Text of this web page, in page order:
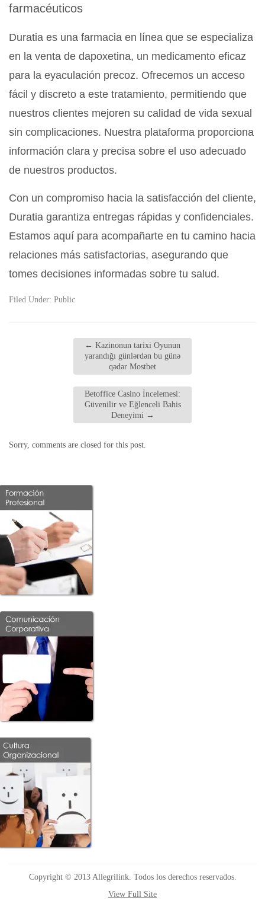
farmacéuticos
Duratia es una farmacia en línea que se especializa
en la venta de dapoxetina, un medicamento eficaz
para la eyaculación precoz. Ofrecemos un acceso
fácil y discreto a este tratamiento, permitiendo que
nuestros clientes mejoren su calidad de vida sexual
sin complicaciones. Nuestra plataforma proporciona
información clara y precisa sobre el uso adecuado
de nuestros productos.
Con un compromiso hacia la satisfacción del cliente,
Duratia garantiza entregas rápidas y confidenciales.
Estamos aquí para acompañarte en tu camino hacia
relaciones más satisfactorias, asegurando que
tomes decisiones informadas sobre tu salud.
Filed Under: Public
← Kazinonun tarixi Oyunun
yarandığı günlərdən bu günə
qədər Mostbet
Betoffice Casino İncelemesi:
Güvenilir ve Eğlenceli Bahis
Deneyimi →
Sorry, comments are closed for this post.
Copyright © 2013 Allegrilink. Todos los derechos reservados.
View Full Site